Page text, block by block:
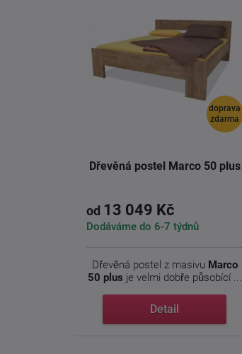
doprava
zdarma
Dřevěná postel Marco 50 plus
od 13 049 Kč
Dodáváme do 6-7 týdnů
Dřevěná postel z masivu Marco
50 plus je velmi dobře působící ...
Detail